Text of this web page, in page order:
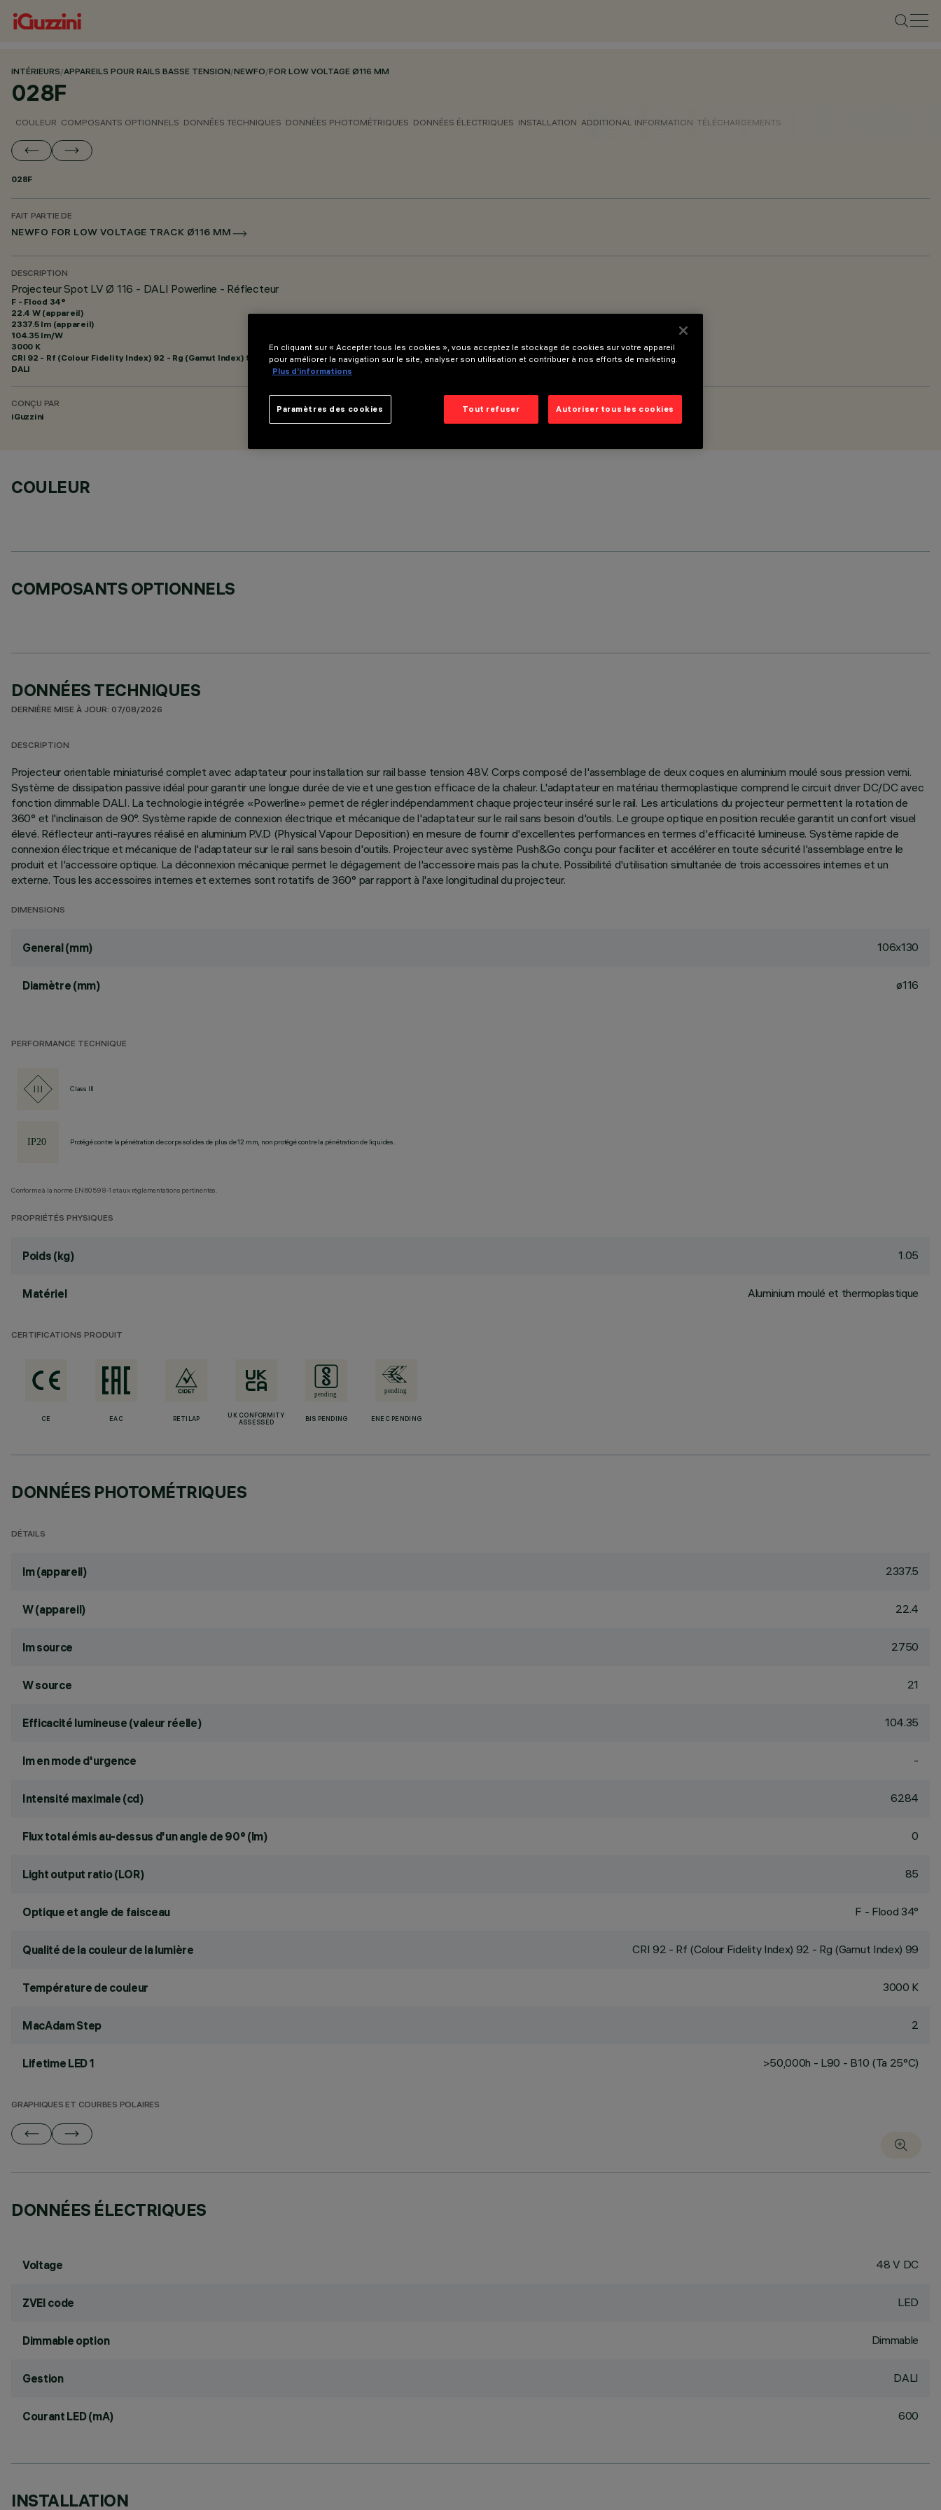
INTÉRIEURS/APPAREILS POUR RAILS BASSE TENSION/NEWFO/FOR LOW VOLTAGE Ø116 MM
028F
COULEUR COMPOSANTS OPTIONNELS DONNÉES TECHNIQUES DONNÉES PHOTOMÉTRIQUES DONNÉES ÉLECTRIQUES INSTALLATION ADDITIONAL INFORMATION TÉLÉCHARGEMENTS
028F
FAIT PARTIE DE
NEWFO FOR LOW VOLTAGE TRACK Ø116 MM
DESCRIPTION
Projecteur Spot LV Ø 116 - DALI Powerline - Réflecteur
F - Flood 34°
22.4 W (appareil)
2337.5 lm (appareil)
104.35 lm/W
3000 K
CRI 92 - Rf (Colour Fidelity Index) 92 - Rg (Gamut Index) 99
DALI
CONÇU PAR
iGuzzini
COULEUR
COMPOSANTS OPTIONNELS
DONNÉES TECHNIQUES
DERNIÈRE MISE À JOUR: 07/08/2026
DESCRIPTION
Projecteur orientable miniaturisé complet avec adaptateur pour installation sur rail basse tension 48V. Corps composé de l'assemblage de deux coques en aluminium moulé sous pression verni.
Système de dissipation passive idéal pour garantir une longue durée de vie et une gestion efficace de la chaleur. L'adaptateur en matériau thermoplastique comprend le circuit driver DC/DC avec
fonction dimmable DALI. La technologie intégrée «Powerline» permet de régler indépendamment chaque projecteur inséré sur le rail. Les articulations du projecteur permettent la rotation de
360° et l'inclinaison de 90°. Système rapide de connexion électrique et mécanique de l'adaptateur sur le rail sans besoin d'outils. Le groupe optique en position reculée garantit un confort visuel
élevé. Réflecteur anti-rayures réalisé en aluminium P.V.D (Physical Vapour Deposition) en mesure de fournir d'excellentes performances en termes d'efficacité lumineuse. Système rapide de
connexion électrique et mécanique de l'adaptateur sur le rail sans besoin d'outils. Projecteur avec système Push&Go conçu pour faciliter et accélérer en toute sécurité l'assemblage entre le
produit et l'accessoire optique. La déconnexion mécanique permet le dégagement de l'accessoire mais pas la chute. Possibilité d'utilisation simultanée de trois accessoires internes et un
externe. Tous les accessoires internes et externes sont rotatifs de 360° par rapport à l'axe longitudinal du projecteur.
DIMENSIONS
General (mm) 106x130
Diamètre (mm) ø116
PERFORMANCE TECHNIQUE
Class III
Protégé contre la pénétration de corps solides de plus de 12 mm, non protégé contre la pénétration de liquides.
Conforme à la norme EN60598-1 et aux réglementations pertinentes.
PROPRIÉTÉS PHYSIQUES
Poids (kg) 1.05
Matériel Aluminium moulé et thermoplastique
CERTIFICATIONS PRODUIT
CE EAC RETILAP
UK CONFORMITY
ASSESSED
BIS PENDING ENEC PENDING
DONNÉES PHOTOMÉTRIQUES
DÉTAILS
lm (appareil) 2337.5
W (appareil) 22.4
lm source 2750
W source 21
Efficacité lumineuse (valeur réelle) 104.35
lm en mode d'urgence -
Intensité maximale (cd) 6284
Flux total émis au-dessus d'un angle de 90° (lm) 0
Light output ratio (LOR) 85
Optique et angle de faisceau F - Flood 34°
Qualité de la couleur de la lumière CRI 92 - Rf (Colour Fidelity Index) 92 - Rg (Gamut Index) 99
Température de couleur 3000 K
MacAdam Step 2
Lifetime LED 1 >50,000h - L90 - B10 (Ta 25°C)
GRAPHIQUES ET COURBES POLAIRES
DONNÉES ÉLECTRIQUES
Voltage 48 V DC
ZVEI code LED
Dimmable option Dimmable
Gestion DALI
Courant LED (mA) 600
INSTALLATION
En cliquant sur « Accepter tous les cookies », vous acceptez le stockage de cookies sur votre appareil
pour améliorer la navigation sur le site, analyser son utilisation et contribuer à nos efforts de marketing.
Plus d’informations
Tout refuser Autoriser tous les cookies
Paramètres des cookies